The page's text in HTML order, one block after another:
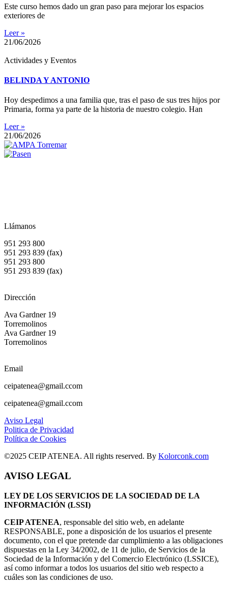
Este curso hemos dado un gran paso para mejorar los espacios
exteriores de
Leer »
21/06/2026
Actividades y Eventos
BELINDA Y ANTONIO
Hoy despedimos a una familia que, tras el paso de sus tres hijos por
Primaria, forma ya parte de la historia de nuestro colegio. Han
Leer »
21/06/2026
Llámanos
951 293 800
951 293 839 (fax)
951 293 800
951 293 839 (fax)
Dirección
Ava Gardner 19
Torremolinos
Ava Gardner 19
Torremolinos
Email
ceipatenea@gmail.ccom
ceipatenea@gmail.ccom
Aviso Legal
Politica de Privacidad
Política de Cookies
©2025 CEIP ATENEA. All rights reserved. By Kolorconk.com
AVISO LEGAL
LEY DE LOS SERVICIOS DE LA SOCIEDAD DE LA
INFORMACIÓN (LSSI)
CEIP ATENEA, responsable del sitio web, en adelante
RESPONSABLE, pone a disposición de los usuarios el presente
documento, con el que pretende dar cumplimiento a las obligaciones
dispuestas en la Ley 34/2002, de 11 de julio, de Servicios de la
Sociedad de la Información y del Comercio Electrónico (LSSICE),
así como informar a todos los usuarios del sitio web respecto a
cuáles son las condiciones de uso.